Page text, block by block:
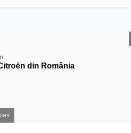
din România